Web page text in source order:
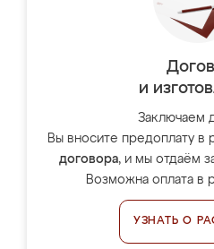
и
Заключаем
Вы вносите предоплату в
договора, и мы отдаём
Возможна оплата в
УЗНАТЬ О